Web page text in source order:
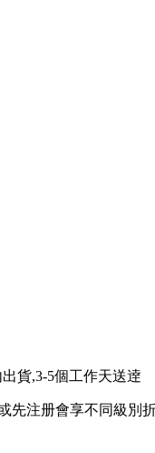
貨,3-5個工作天送逹
先注册會享不同級別